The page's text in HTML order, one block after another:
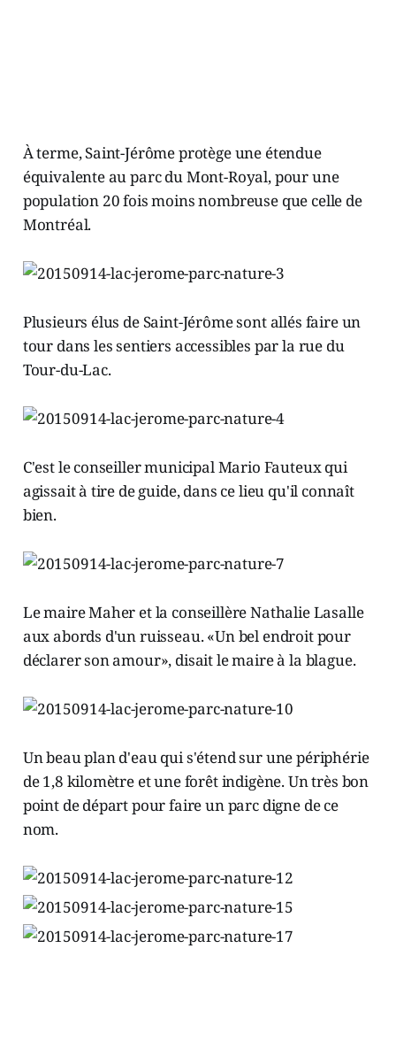
À terme, Saint-Jérôme protège une étendue
équivalente au parc du Mont-Royal, pour une
population 20 fois moins nombreuse que celle de
Montréal.
Plusieurs élus de Saint-Jérôme sont allés faire un
tour dans les sentiers accessibles par la rue du
Tour-du-Lac.
C'est le conseiller municipal Mario Fauteux qui
agissait à tire de guide, dans ce lieu qu'il connaît
bien.
Le maire Maher et la conseillère Nathalie Lasalle
aux abords d'un ruisseau. «Un bel endroit pour
déclarer son amour», disait le maire à la blague.
Un beau plan d'eau qui s'étend sur une périphérie
de 1,8 kilomètre et une forêt indigène. Un très bon
point de départ pour faire un parc digne de ce
nom.